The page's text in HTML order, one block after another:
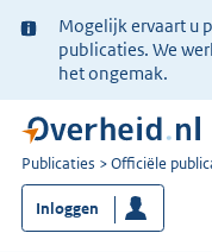
Ter
informatie:
Mogelijk ervaart u
publicaties. We
het ongemak.
U
bent
nu
hier:
Publicaties Officiële
Inloggen